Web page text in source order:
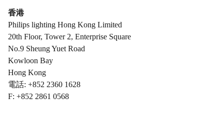
香港
Philips lighting Hong Kong Limited
20th Floor, Tower 2, Enterprise Square
No.9 Sheung Yuet Road
Kowloon Bay
Hong Kong
電話: +852 2360 1628
F: +852 2861 0568